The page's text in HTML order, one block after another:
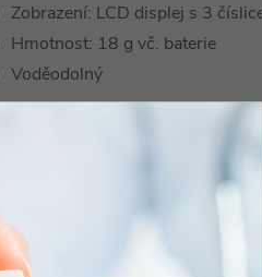
Zobrazení: LCD displej s 3
Hmotnost: 18 g vč. baterie
Voděodolný